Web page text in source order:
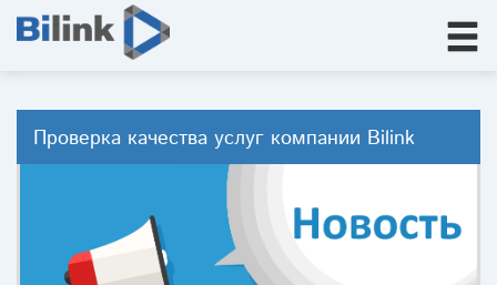
Проверка качества услуг компании Bilink